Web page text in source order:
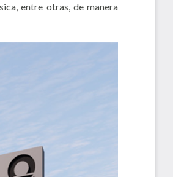
entre otras, de manera